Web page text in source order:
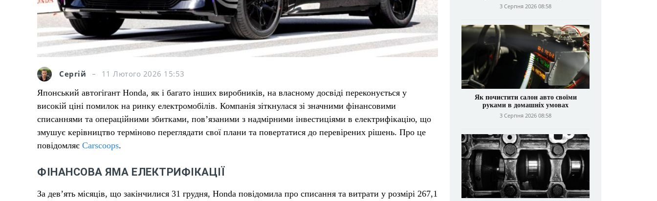
Сергій
11 Лютого 2026 15:53
Японський автогігант Honda, як і багато інших виробників, на власному досвіді переконується у
високій ціні помилок на ринку електромобілів. Компанія зіткнулася зі значними фінансовими
списаннями та операційними збитками, пов’язаними з надмірними інвестиціями в електрифікацію, що
змушує керівництво терміново переглядати свої плани та повертатися до перевірених рішень. Про це
повідомляє Carscoops.
ФІНАНСОВА ЯМА ЕЛЕКТРИФІКАЦІЇ
За дев’ять місяців, що закінчилися 31 грудня, Honda повідомила про списання та витрати у розмірі 267,1
3 Серпня 2026 08:58
Як почистити салон авто своїми
руками в домашніх умовах
3 Серпня 2026 08:58